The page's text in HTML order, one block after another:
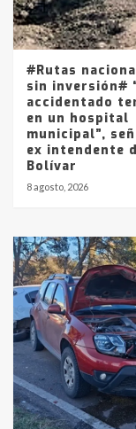
Los
La
#Rutas
sin inversión#
accidentado
en un hospital
municipal”,
ex intendente
Bolívar
8 agosto, 2026